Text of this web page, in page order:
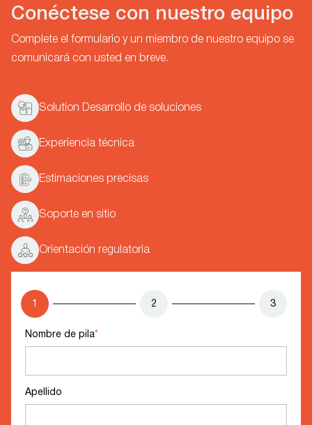
Conéctese con nuestro equipo
Complete el formulario y un miembro de nuestro equipo se
comunicará con usted en breve.
Solution Desarrollo de soluciones
Experiencia técnica
Estimaciones precisas
Soporte en sitio
Orientación regulatoria
1 2 3
Nombre de pila*
Apellido